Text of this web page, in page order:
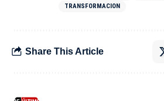
TRANSFORMACION
Share This Article